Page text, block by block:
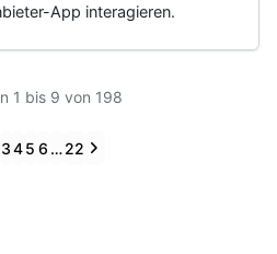
App interagieren.
1 bis 9 von 198
345 6 …22 Next